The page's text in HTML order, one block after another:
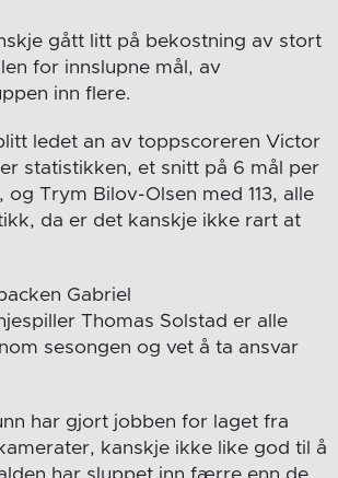
gått litt på bekostning av stort
for innslupne mål, av
inn flere.
ledet an av toppscoreren Victor
statistikken, et snitt på 6 mål per
Trym Bilov-Olsen med 113, alle
da er det kanskje ikke rart at
Gabriel
Thomas Solstad er alle
sesongen og vet å ta ansvar
har gjort jobben for laget fra
kanskje ikke like god til å